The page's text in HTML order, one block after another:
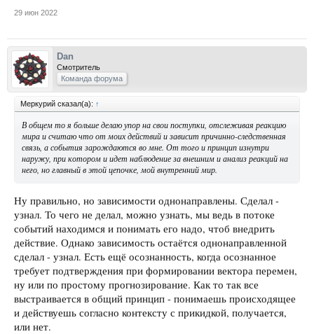
29 июн 2022
Dan
Смотритель
Команда форума
Меркурий сказал(а): ↑
В общем то я больше делаю упор на свои поступки, отслеживая реакцию
мира и считаю что от моих действий и зависит причинно-следственная
связь, а события зарождаются во мне. От того и принцип изнутри
наружу, при котором и идет наблюдение за внешним и анализ реакций на
него, но главный в этой цепочке, мой внутренний мир.
Ну правильно, но зависимости однонаправлены. Сделал -
узнал. То чего не делал, можно узнать, мы ведь в потоке
событий находимся и понимать его надо, чтоб внедрить
действие. Однако зависимость остаётся однонаправленной
сделал - узнал. Есть ещё осознанность, когда осознанное
требует подтверждения при формировании вектора перемен,
ну или по простому прогнозирование. Как то так все
выстраивается в общий принцип - понимаешь происходящее
и действуешь согласно контексту с прикидкой, получается,
или нет.